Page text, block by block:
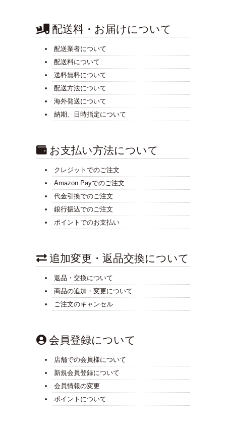
配送料・お届けについて
配送業者について
配送料について
送料無料について
配送方法について
海外発送について
納期、日時指定について
お支払い方法について
クレジットでのご注文
Amazon Payでのご注文
代金引換でのご注文
銀行振込でのご注文
ポイントでのお支払い
追加変更・返品交換について
返品・交換について
商品の追加・変更について
ご注文のキャンセル
会員登録について
店舗での会員様について
新規会員登録について
会員情報の変更
ポイントについて